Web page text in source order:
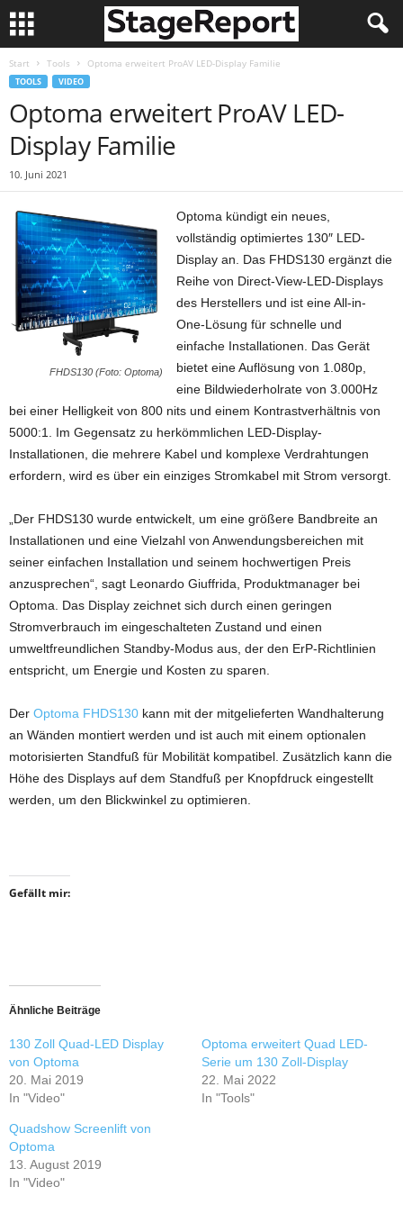
Start Tools Optoma erweitert ProAV LED-Display Familie
TOOLS VIDEO
Optoma erweitert ProAV LED-
Display Familie
10. Juni 2021
FHDS130 (Foto: Optoma)
Optoma kündigt ein neues,
vollständig optimiertes 130″ LED-
Display an. Das FHDS130 ergänzt die
Reihe von Direct-View-LED-Displays
des Herstellers und ist eine All-in-
One-Lösung für schnelle und
einfache Installationen. Das Gerät
bietet eine Auflösung von 1.080p,
eine Bildwiederholrate von 3.000Hz
bei einer Helligkeit von 800 nits und einem Kontrastverhältnis von
5000:1. Im Gegensatz zu herkömmlichen LED-Display-
Installationen, die mehrere Kabel und komplexe Verdrahtungen
erfordern, wird es über ein einziges Stromkabel mit Strom versorgt.
„Der FHDS130 wurde entwickelt, um eine größere Bandbreite an
Installationen und eine Vielzahl von Anwendungsbereichen mit
seiner einfachen Installation und seinem hochwertigen Preis
anzusprechen“, sagt Leonardo Giuffrida, Produktmanager bei
Optoma. Das Display zeichnet sich durch einen geringen
Stromverbrauch im eingeschalteten Zustand und einen
umweltfreundlichen Standby-Modus aus, der den ErP-Richtlinien
entspricht, um Energie und Kosten zu sparen.
Der Optoma FHDS130 kann mit der mitgelieferten Wandhalterung
an Wänden montiert werden und ist auch mit einem optionalen
motorisierten Standfuß für Mobilität kompatibel. Zusätzlich kann die
Höhe des Displays auf dem Standfuß per Knopfdruck eingestellt
werden, um den Blickwinkel zu optimieren.
Gefällt mir:
Ähnliche Beiträge
130 Zoll Quad-LED Display
von Optoma
20. Mai 2019
In "Video"
Optoma erweitert Quad LED-
Serie um 130 Zoll-Display
22. Mai 2022
In "Tools"
Quadshow Screenlift von
Optoma
13. August 2019
In "Video"